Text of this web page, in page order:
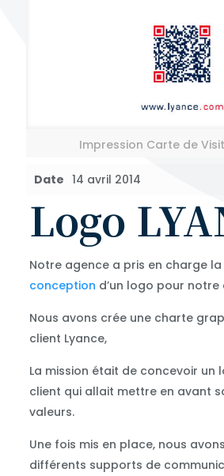
Impression Carte de
Date 14 avril 2014
Logo
Notre agence a pris en charge
conception d’un logo pour notre
Nous avons crée une charte
client Lyance,
La mission était de concevoir un
client qui allait mettre en avant
valeurs.
Une fois mis en place, nous
différents supports de